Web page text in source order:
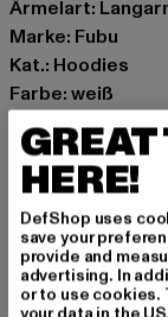
Ärmelart:
Marke: Fubu
Kat.: Hoodies
Farbe: weiß
Hersteller
Polyester
Art.Nr:
Hersteller:
GREAT
HERE!
DefShop uses
save your
provide and
advertising. In
or to use cookies.